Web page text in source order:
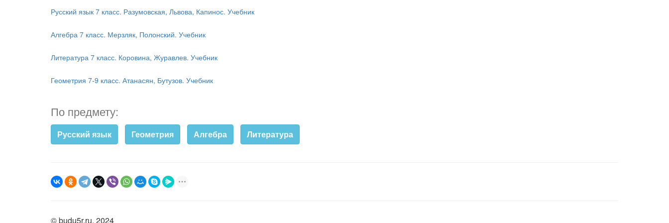
Русский язык 7 класс. Разумовская, Львова, Капинос. Учебник
Алгебра 7 класс. Мерзляк, Полонский. Учебник
Литература 7 класс. Коровина, Журавлев. Учебник
Геометрия 7-9 класс. Атанасян, Бутузов. Учебник
По предмету:
Русский язык Геометрия Алгебра Литература
© budu5r.ru, 2024